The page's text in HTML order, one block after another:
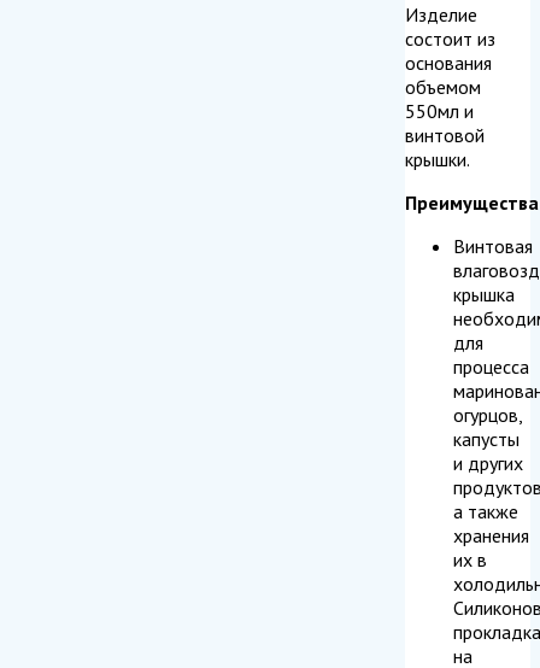
Изделие
состоит из
основания
объемом
550мл и
винтовой
крышки.
Винтовая
крышка
для
процесса
огурцов,
капусты
и других
а также
хранения
их в
прокладка
на